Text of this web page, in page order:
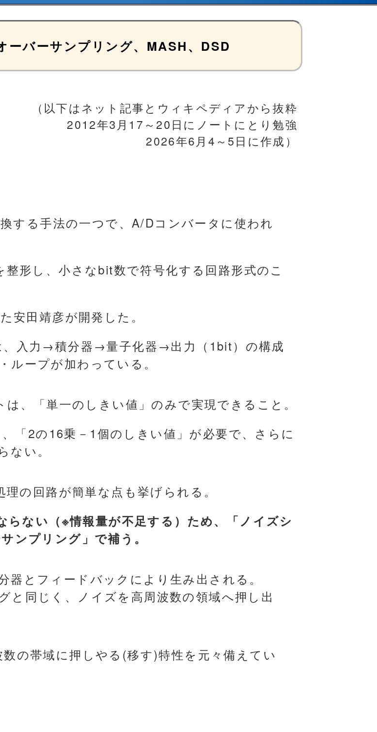
ーバーサンプリング、MASH、DSD
（以下はネット記事とウィキペディアから抜粋
2012年3月17～20日にノートにとり勉強
2026年6月4～5日に作成）
する手法の一つで、A/Dコンバータに使われ
形し、小さなbit数で符号化する回路形式のこ
安田靖彦が開発した。
入力→積分器→量子化器→出力（1bit）の構成
ループが加わっている。
、「単一のしきい値」のみで実現できること。
「2の16乗－1個のしきい値」が必要で、さらに
ない。
の回路が簡単な点も挙げられる。
ない（※情報量が不足する）ため、「ノイズシ
ンプリング」で補う。
器とフィードバックにより生み出される。
と同じく、ノイズを高周波数の領域へ押し出
の帯域に押しやる(移す)特性を元々備えてい